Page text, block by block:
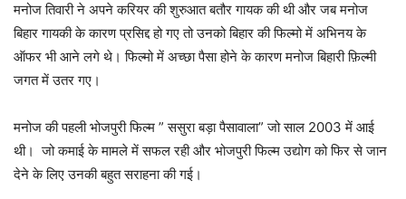
मनोज तिवारी ने अपने करियर की शुरुआत बतौर गायक की थी और जब मनोज
बिहार गायकी के कारण प्रसिद्द हो गए तो उनको बिहार की फिल्मो में अभिनय के
ऑफर भी आने लगे थे। फिल्मो में अच्छा पैसा होने के कारण मनोज बिहारी फ़िल्मी
जगत में उतर गए।
मनोज की पहली भोजपुरी फिल्म ” ससुरा बड़ा पैसावाला” जो साल 2003 में आई
थी। जो कमाई के मामले में सफल रही और भोजपुरी फिल्म उद्योग को फिर से जान
देने के लिए उनकी बहुत सराहना की गई।